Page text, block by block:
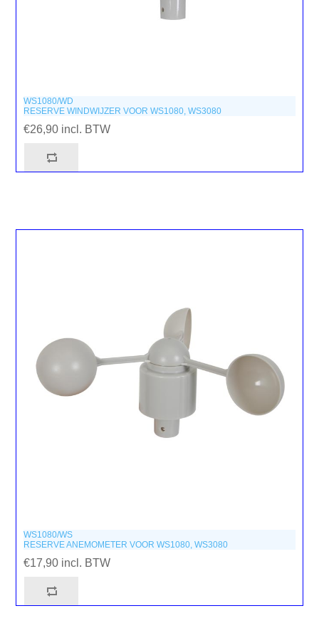
WS1080/WD
RESERVE WINDWIJZER VOOR WS1080, WS3080
€26,90 incl. BTW
WS1080/WS
RESERVE ANEMOMETER VOOR WS1080, WS3080
€17,90 incl. BTW